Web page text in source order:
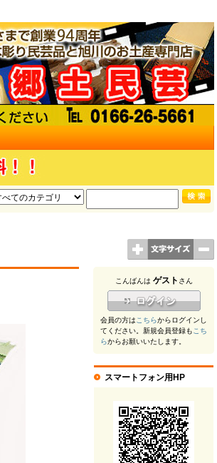
こんばんは ゲスト さん
会員の方はこちらからログインし
てください。新規会員登録もこち
らからお願いいたします。
スマートフォン用HP